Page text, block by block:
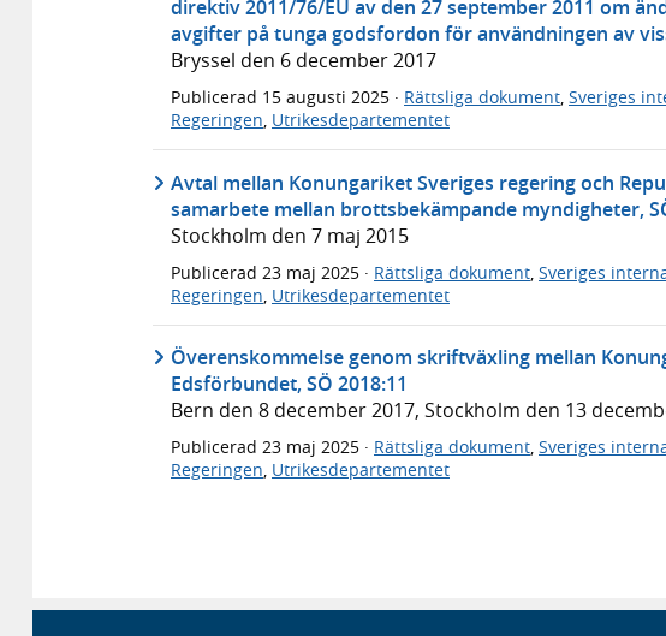
direktiv 2011/76/EU av den 27 september 2011 om
avgifter på tunga godsfordon för användningen av
Bryssel den 6 december 2017
Publicerad 15 augusti 2025 · Rättsliga dokument, Sveriges
Regeringen, Utrikesdepartementet
Avtal mellan Konungariket Sveriges regering och
samarbete mellan brottsbekämpande myndigheter,
Stockholm den 7 maj 2015
Publicerad 23 maj 2025 · Rättsliga dokument Sveriges
Regeringen Utrikesdepartementet
Överenskommelse genom skriftväxling mellan
Edsförbundet, SÖ 2018:11
Bern den 8 december 2017, Stockholm den 13
Publicerad 23 maj 2025 · Rättsliga dokument, Sveriges
Regeringen, Utrikesdepartementet